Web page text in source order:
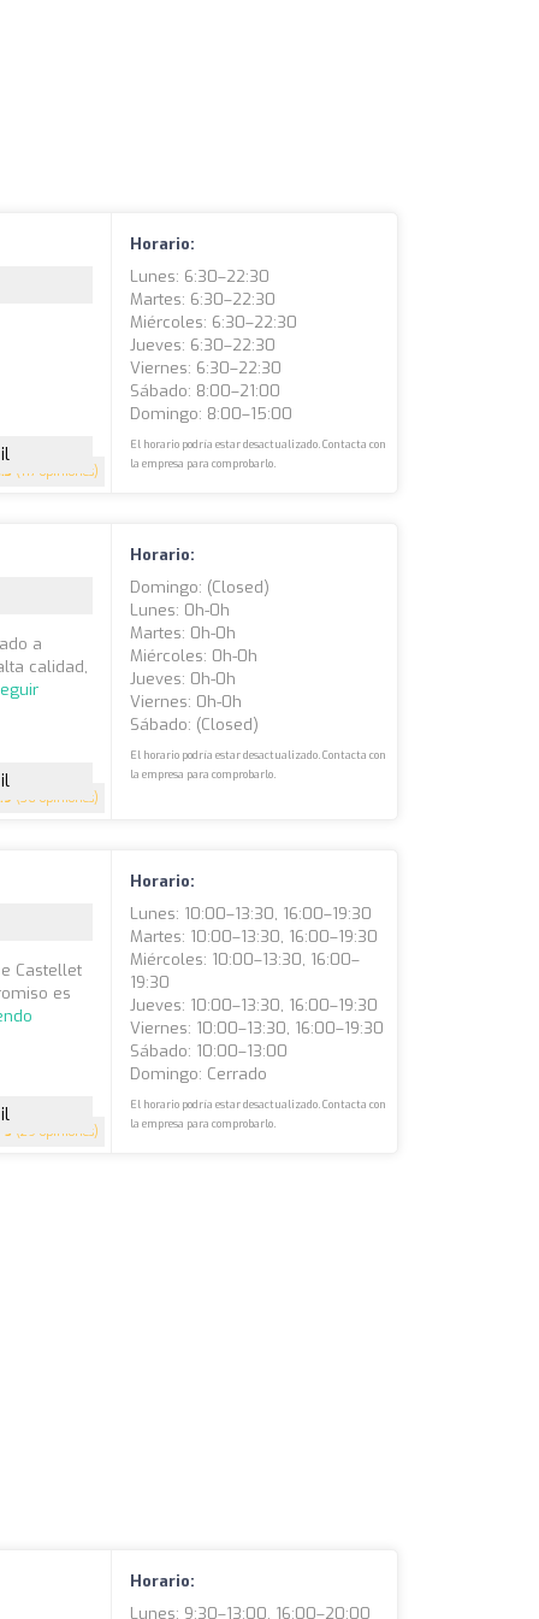
(117 opiniones)
Horario:
Lunes: 6:30–22:30
Martes: 6:30–22:30
Miércoles: 6:30–22:30
Jueves: 6:30–22:30
Viernes: 6:30–22:30
Sábado: 8:00–21:00
Domingo: 8:00–15:00
El horario podría estar desactualizado. Contacta con
la empresa para comprobarlo.
(36 opiniones)
a
calidad,
Horario:
Domingo: (closed)
Lunes: 0h-0h
Martes: 0h-0h
Miércoles: 0h-0h
Jueves: 0h-0h
Viernes: 0h-0h
Sábado: (closed)
El horario podría estar desactualizado. Contacta con
la empresa para comprobarlo.
5 (29 opiniones)
Castellet
es
Horario:
Lunes: 10:00–13:30, 16:00–19:30
Martes: 10:00–13:30, 16:00–19:30
Miércoles: 10:00–13:30, 16:00–
19:30
Jueves: 10:00–13:30, 16:00–19:30
Viernes: 10:00–13:30, 16:00–19:30
Sábado: 10:00–13:00
Domingo: Cerrado
El horario podría estar desactualizado. Contacta con
la empresa para comprobarlo.
Horario:
Lunes: 9:30–13:00, 16:00–20:00